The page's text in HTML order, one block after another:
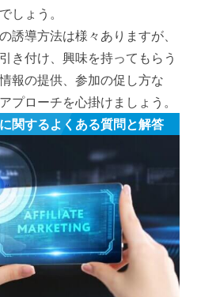
しょう。
誘導方法は様々ありますが、
き付け、興味を持ってもらう
報の提供、参加の促し方な
プローチを心掛けましょう。
関するよくある質問と解答